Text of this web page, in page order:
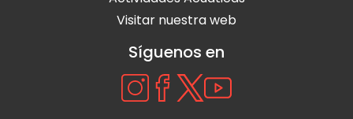
Visitar nuestra web
Síguenos en